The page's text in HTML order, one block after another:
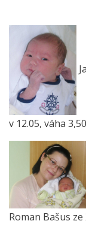
v 12.05, váha
Roman Bašus ze